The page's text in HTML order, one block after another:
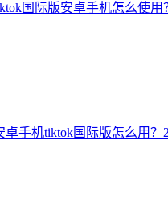
国际版安卓手机怎么使用
卓手机tiktok国际版怎么用？